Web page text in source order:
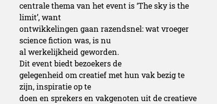
centrale thema van het event is ‘The sky is the
limit’, want
ontwikkelingen gaan razendsnel: wat vroeger
science fiction was, is nu
al werkelijkheid geworden.
Dit event biedt bezoekers de
gelegenheid om creatief met hun vak bezig te
zijn, inspiratie op te
doen en sprekers en vakgenoten uit de creatieve